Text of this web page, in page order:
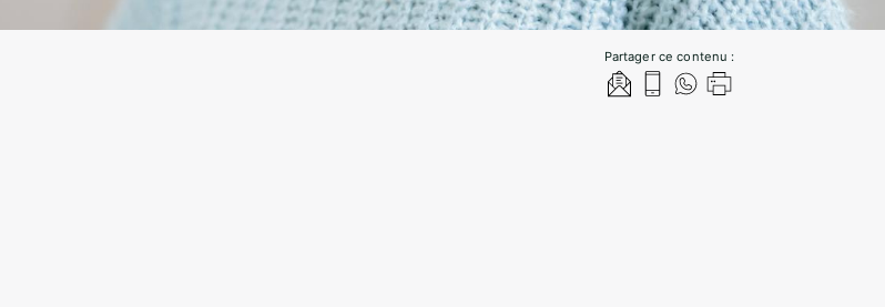
Partager ce contenu :